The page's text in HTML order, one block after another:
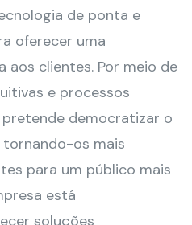
de ponta e
oferecer uma
aos clientes. Por meio de
e processos
democratizar o
tornando-os mais
para um público mais
está
soluções